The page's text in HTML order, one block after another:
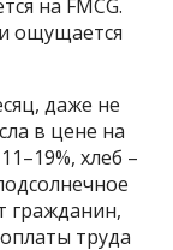
на FMCG.
ощущается
даже не
в цене на
хлеб –
гражданин,
труда